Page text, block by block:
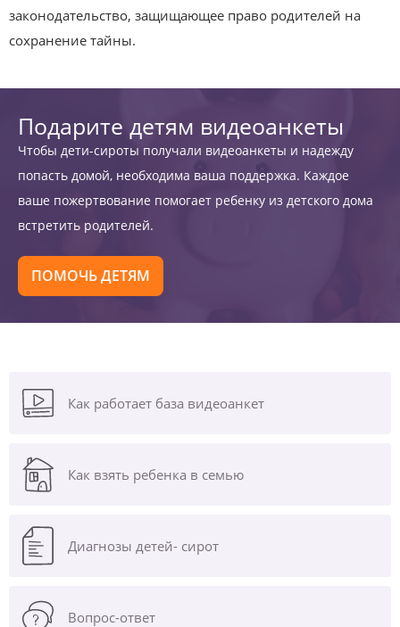
законодательство, защищающее право родителей на
сохранение тайны.
Подарите детям видеоанкеты
Чтобы дети-сироты получали видеоанкеты и надежду
попасть домой, необходима ваша поддержка. Каждое
ваше пожертвование помогает ребенку из детского дома
встретить родителей.
ПОМОЧЬ ДЕТЯМ
Как работает база видеоанкет
Как взять ребенка в семью
Диагнозы детей- сирот
Вопрос-ответ